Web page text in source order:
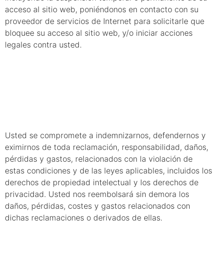
acceso al sitio web, poniéndonos en contacto con su
proveedor de servicios de Internet para solicitarle que
bloquee su acceso al sitio web, y/o iniciar acciones
legales contra usted.
Usted se compromete a indemnizarnos, defendernos y
eximirnos de toda reclamación, responsabilidad, daños,
pérdidas y gastos, relacionados con la violación de
estas condiciones y de las leyes aplicables, incluidos los
derechos de propiedad intelectual y los derechos de
privacidad. Usted nos reembolsará sin demora los
daños, pérdidas, costes y gastos relacionados con
dichas reclamaciones o derivados de ellas.